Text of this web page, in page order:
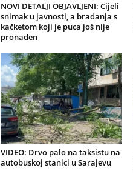
NOVI DETALJI OBJAVLJENI: Cijeli
snimak u javnosti, a bradanja s
kačketom koji je puca još nije
pronađen
VIDEO: Drvo palo na taksistu na
autobuskoj stanici u Sarajevu